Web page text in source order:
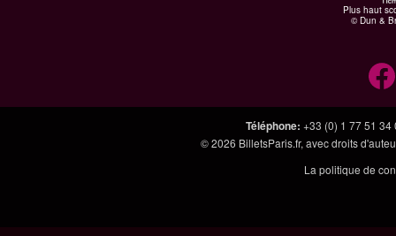
Plus haut
© Dun &
Téléphone: +33 (0) 1 77 51 34
© 2026 BilletsParis.fr, avec droits
La politique de